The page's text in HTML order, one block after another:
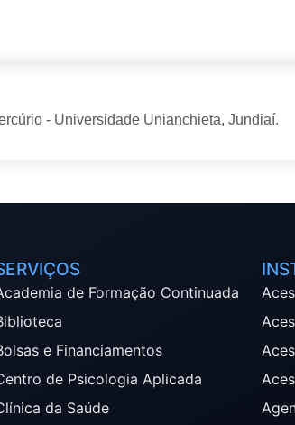
- Universidade Unianchieta, Jundiaí.
de Formação Continuada
e Financiamentos
de Psicologia Aplicada
da Saúde